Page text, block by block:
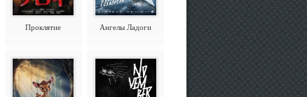
Проклятие Ангелы Ладоги